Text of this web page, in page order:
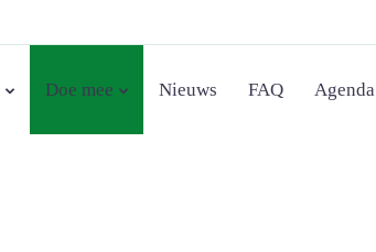
Doe mee Nieuws FAQ Agenda